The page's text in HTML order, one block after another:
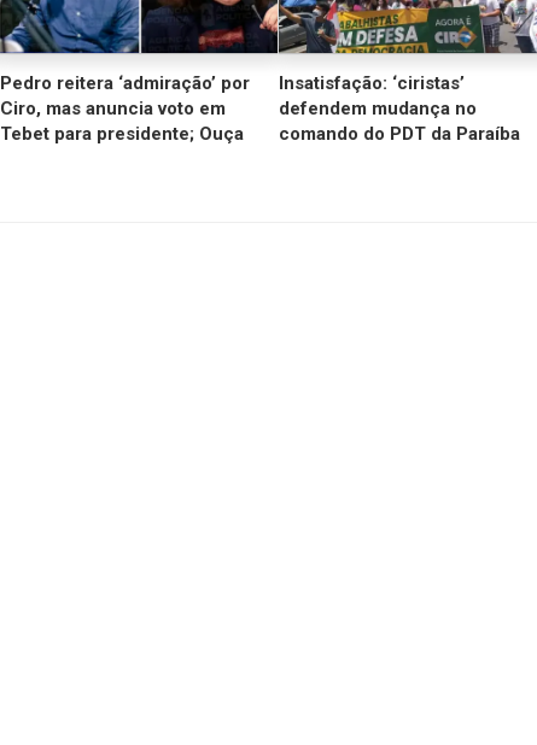
Pedro reitera ‘admiração’ por
Ciro, mas anuncia voto em
Tebet para presidente; Ouça
Insatisfação: ‘ciristas’
defendem mudança no
comando do PDT da Paraíba